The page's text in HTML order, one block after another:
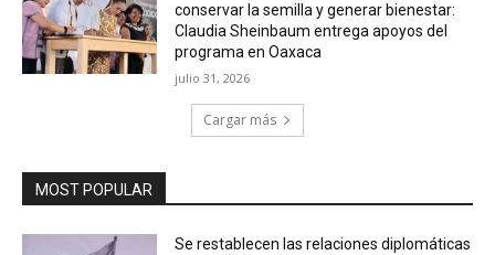
conservar la semilla y generar bienestar:
Claudia Sheinbaum entrega apoyos del
programa en Oaxaca
julio 31, 2026
Cargar más
MOST POPULAR
Se restablecen las relaciones diplomáticas